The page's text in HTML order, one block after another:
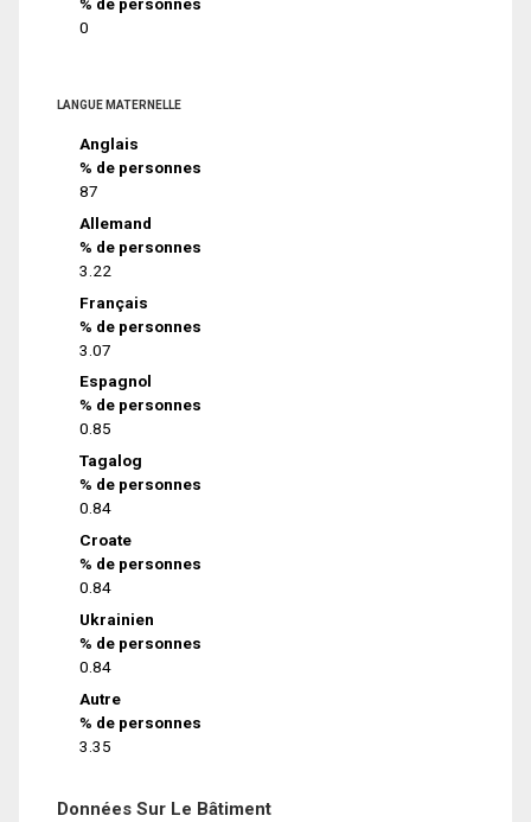
0
LANGUE MATERNELLE
Anglais
% de personnes
87
Allemand
% de personnes
3.22
Français
% de personnes
3.07
Espagnol
% de personnes
0.85
Tagalog
% de personnes
0.84
Croate
% de personnes
0.84
Ukrainien
% de personnes
0.84
Autre
% de personnes
3.35
Données Sur Le Bâtiment